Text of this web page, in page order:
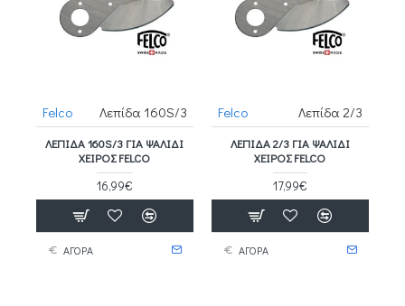
Felco Λεπίδα 160S/3
ΛΕΠΊΔΑ 160S/3 ΓΙΑ ΨΑΛΊΔΙ
ΧΕΙΡΌΣ FELCO
16,99€
ΑΓΟΡΑ
Felco Λεπίδα 2/3
ΛΕΠΊΔΑ 2/3 ΓΙΑ ΨΑΛΊΔΙ
ΧΕΙΡΌΣ FELCO
17,99€
ΑΓΟΡΑ